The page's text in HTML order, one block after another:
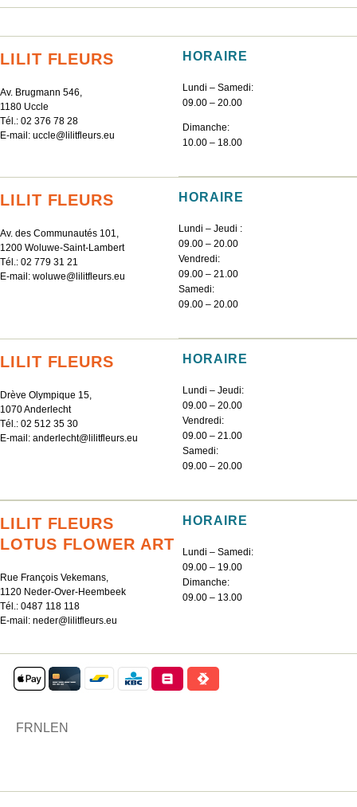
LILIT FLEURS
Av. Brugmann 546,
1180 Uccle
Tél.: 02 376 78 28
E-mail: uccle@lilitfleurs.eu
HORAIRE
Lundi – Samedi:
09.00 – 20.00
Dimanche:
10.00 – 18.00
LILIT FLEURS
Av. des Communautés 101,
1200 Woluwe-Saint-Lambert
Tél.: 02 779 31 21
E-mail: woluwe@lilitfleurs.eu
HORAIRE
Lundi – Jeudi :
09.00 – 20.00
Vendredi:
09.00 – 21.00
Samedi:
09.00 – 20.00
LILIT FLEURS
Drève Olympique 15,
1070 Anderlecht
Tél.: 02 512 35 30
E-mail: anderlecht@lilitfleurs.eu
HORAIRE
Lundi – Jeudi:
09.00 – 20.00
Vendredi:
09.00 – 21.00
Samedi:
09.00 – 20.00
LILIT FLEURS
LOTUS FLOWER ART
Rue François Vekemans,
1120 Neder-Over-Heembeek
Tél.: 0487 118 118
E-mail: neder@lilitfleurs.eu
HORAIRE
Lundi – Samedi:
09.00 – 19.00
Dimanche:
09.00 – 13.00
FRNLEN